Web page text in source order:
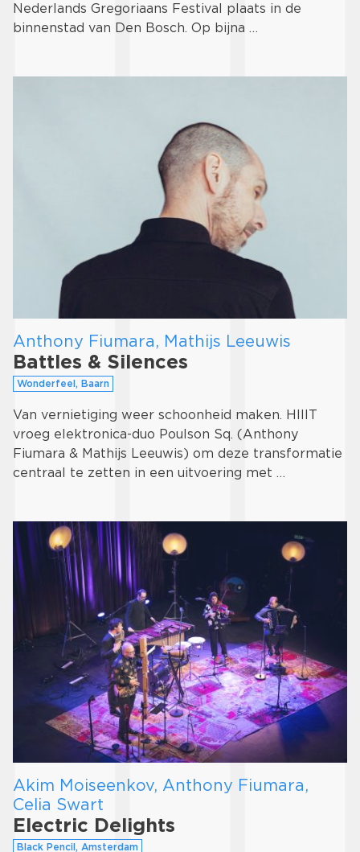
Nederlands Gregoriaans Festival plaats in de
binnenstad van Den Bosch. Op bijna …
Anthony Fiumara, Mathijs Leeuwis
Battles & Silences
Wonderfeel, Baarn
Van vernietiging weer schoonheid maken. HIIIT
vroeg elektronica-duo Poulson Sq. (Anthony
Fiumara & Mathijs Leeuwis) om deze transformatie
centraal te zetten in een uitvoering met …
Akim Moiseenkov, Anthony Fiumara,
Celia Swart
Electric Delights
Black Pencil, Amsterdam